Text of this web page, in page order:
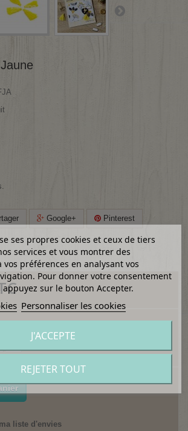
Google+ Pinterest
liste d'envies
ses propres cookies et ceux de tiers
services et vous montrer des
préférences en analysant vos
Pour donner votre consentement
sur le bouton Accepter.
Personnaliser les cookies
REJETER TOUT
J'ACCEPTE